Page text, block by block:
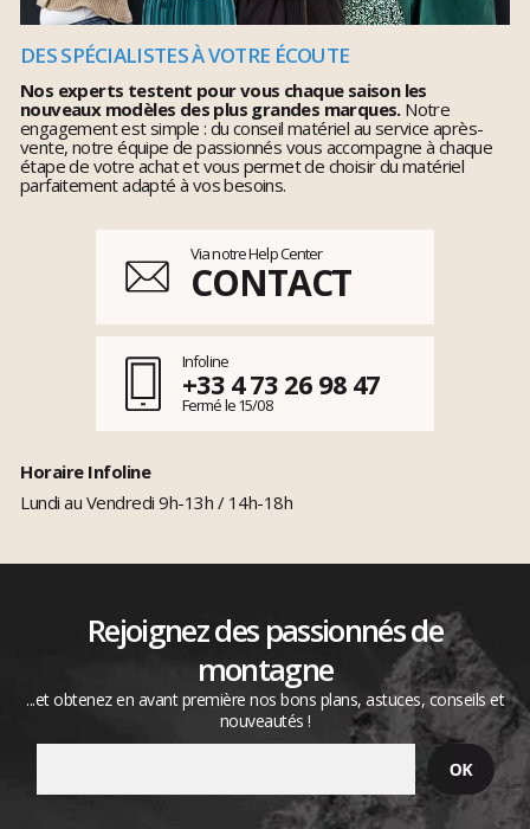
DES SPÉCIALISTES À VOTRE ÉCOUTE
Nos experts testent pour vous chaque saison les
nouveaux modèles des plus grandes marques.Notre
engagement est simple : du conseil matériel au service après-
vente, notre équipe de passionnés vous accompagne à chaque
étape de votre achat et vous permet de choisir du matériel
parfaitement adapté à vos besoins.
Via notre Help Center
CONTACT
Infoline
+33 4 73 26 98 47
Fermé le 15/08
Horaire Infoline
Lundi au Vendredi 9h-13h / 14h-18h
Rejoignez des passionnés de
montagne
...et obtenez en avant première nos bons plans, astuces, conseils et
nouveautés !